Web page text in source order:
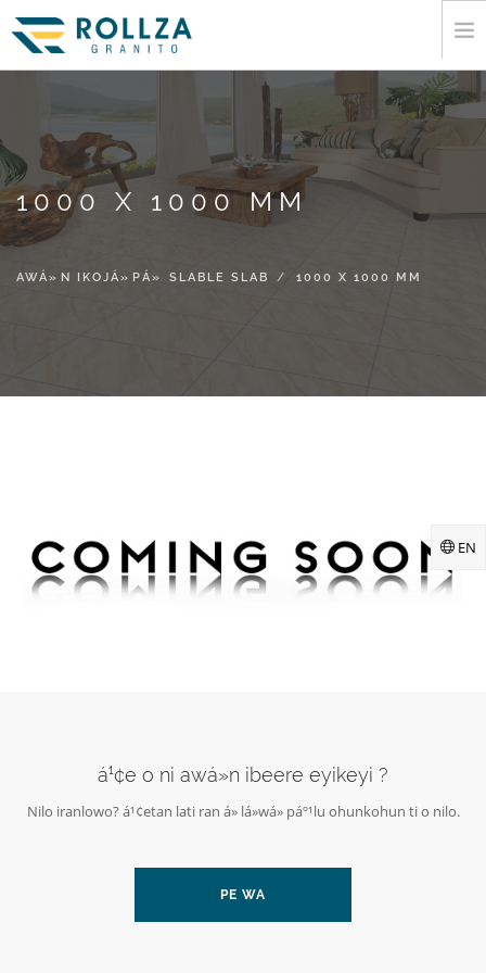
ILE-IÁ¹£Áº¹
AWÁ»N IKOJÁ»PÁ» SLABLE SLAB
IWE AWORAN
FIRANÁ¹£Áº¹ SI ILÁº¹ OKEERE
ALAYE
EN
1000 X 1000 MM
AWÁ»N IKOJÁ»PÁ» SLABLE SLAB 1000 X 1000 MM
á¹¢e o ni awá»n ibeere eyikeyi ?
Nilo iranlowo? á¹¢etan lati ran á» lá»wá» páº¹lu ohunkohun ti o nilo.
PE WA